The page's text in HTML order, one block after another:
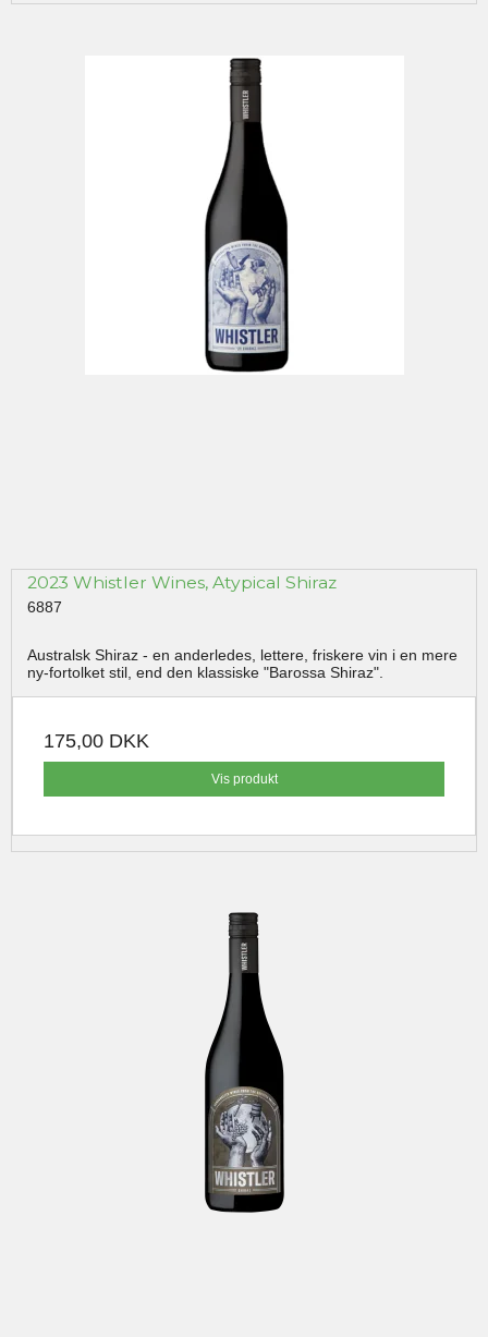
2023 Whistler Wines, Atypical Shiraz
6887
Australsk Shiraz - en anderledes, lettere, friskere vin i en mere
ny-fortolket stil, end den klassiske "Barossa Shiraz".
175,00 DKK
Vis produkt